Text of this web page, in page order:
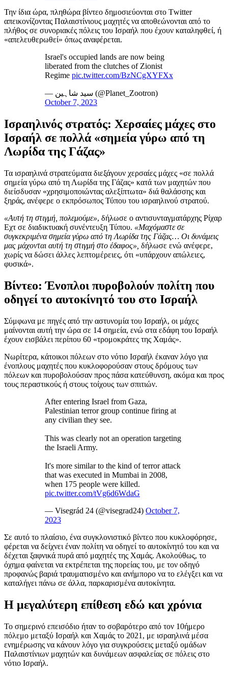
Την ίδια ώρα, πληθώρα βίντεο δημοσιεύονται στο Τwitter
απεικονίζοντας Παλαιστίνιους μαχητές να αποθεώνονται από το
πλήθος σε συνοριακές πόλεις του Ισραήλ που έχουν καταληφθεί, ή
«απελευθερωθεί» όπως αναφέρεται.
Israel's occupied lands are now being
liberated from the clutches of Zionist
Regime pic.twitter.com/BzNCgXYFXx
— سید شاہین (@Planet_Zootron)
October 7, 2023
Ισραηλινός στρατός: Χερσαίες μάχες στο
Ισραήλ σε πολλά «σημεία γύρω από τη
Λωρίδα της Γάζας»
Τα ισραηλινά στρατεύματα διεξάγουν χερσαίες μάχες «σε πολλά
σημεία γύρω από τη Λωρίδα της Γάζας» κατά των μαχητών που
διείσδυσαν «χρησιμοποιώντας αλεξίπτωτα» διά θαλάσσης και
ξηράς, ανέφερε ο εκπρόσωπος Τύπου του ισραηλινού στρατού.
«Αυτή τη στιγμή, πολεμούμε», δήλωσε ο αντισυνταγματάρχης Ρίχαρ
Εχτ σε διαδικτυακή συνέντευξη Τύπου. «Μαχόμαστε σε
συγκεκριμένα σημεία γύρω από τη Λωρίδα της Γάζας… Οι δυνάμεις
μας μάχονται αυτή τη στιγμή στο έδαφος», δήλωσε ενώ ανέφερε,
χωρίς να δώσει άλλες λεπτομέρειες, ότι «υπάρχουν απώλειες,
φυσικά».
Βίντεο: Ένοπλοι πυροβολούν πολίτη που
οδηγεί το αυτοκίνητό του στο Ισραήλ
Σύμφωνα με πηγές από την αστυνομία του Ισραήλ, οι μάχες
μαίνονται αυτή την ώρα σε 14 σημεία, ενώ στα εδάφη του Ισραήλ
έχουν εισβάλει περίπου 60 «τρομοκράτες της Χαμάς».
Νωρίτερα, κάτοικοι πόλεων στο νότιο Ισραήλ έκαναν λόγο για
ένοπλους μαχητές που κυκλοφορούσαν στους δρόμους των
πόλεων και πυροβολούσαν προς πάσα κατεύθυνση, ακόμα και προς
τους περαστικούς ή στους τοίχους των σπιτιών.
After entering Israel from Gaza,
Palestinian terror group continue firing at
any civilian they see.
This was clearly not an operation targeting
the Israeli Army.
It's more similar to the kind of terror attack
that was executed in Mumbai in 2008,
when 175 people were killed.
pic.twitter.com/tVg6d6WdaG
— Visegrád 24 (@visegrad24) October 7,
2023
Σε αυτό το πλαίσιο, ένα συγκλονιστικό βίντεο που κυκλοφόρησε,
φέρεται να δείχνει έναν πολίτη να οδηγεί το αυτοκίνητό του και να
δέχεται ξαφνικά πυρά από μαχητές της Χαμάς. Ακολούθως, το
όχημα φαίνεται να εκτρέπεται της πορείας του, με τον οδηγό
προφανώς βαριά τραυματισμένο και ανήμπορο να το ελέγξει και να
καταλήγει πάνω σε άλλα, παρκαρισμένα αυτοκίνητα.
Η μεγαλύτερη επίθεση εδώ και χρόνια
Το σημερινό επεισόδιο ήταν το σοβαρότερο από τον 10ήμερο
πόλεμο μεταξύ Ισραήλ και Χαμάς το 2021, με ισραηλινά μέσα
ενημέρωσης να κάνουν λόγο για συγκρούσεις μεταξύ ομάδων
Παλαιστίνιων μαχητών και δυνάμεων ασφαλείας σε πόλεις στο
νότιο Ισραήλ.